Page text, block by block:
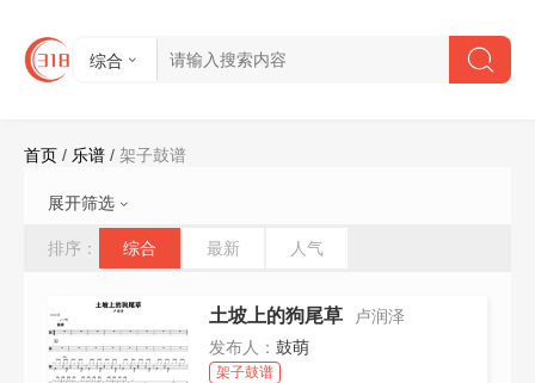
综合
首页 / 乐谱 / 架子鼓谱
展开筛选
难度:
不限 初级 中级
速度:
不限 61以下 61-90
91-120
121-150
151-180
视频:
不限
无
排序： 综合 最新 人气
土坡上的狗尾草
卢润泽
发布人： 鼓萌
架子鼓谱